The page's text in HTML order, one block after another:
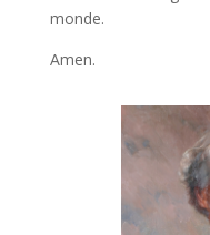
monde.
Amen.